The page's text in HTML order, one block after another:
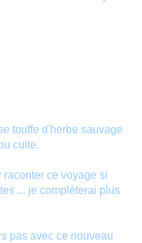
touffe d'herbe sauvage
cuite.
ce voyage si
... je complèterai plus
pas avec ce nouveau